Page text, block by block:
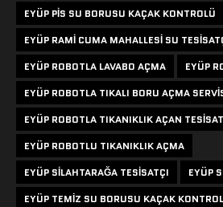
EYÜP PIS SU BORUSU KAÇAK KONTROLÜ
EYÜP RAMI CUMA MAHALLESI SU
EYÜP ROBOTLA LAVABO AÇMA
EYÜP
EYÜP ROBOTLA TIKALI BORU AÇMA
EYÜP ROBOTLA TIKANIKLIK AÇAN
EYÜP ROBOTLU TIKANIKLIK AÇMA
EYÜP SILAHTARAĞA TESISATÇI
EYÜP
EYÜP TEMIZ SU BORUSU KAÇAK